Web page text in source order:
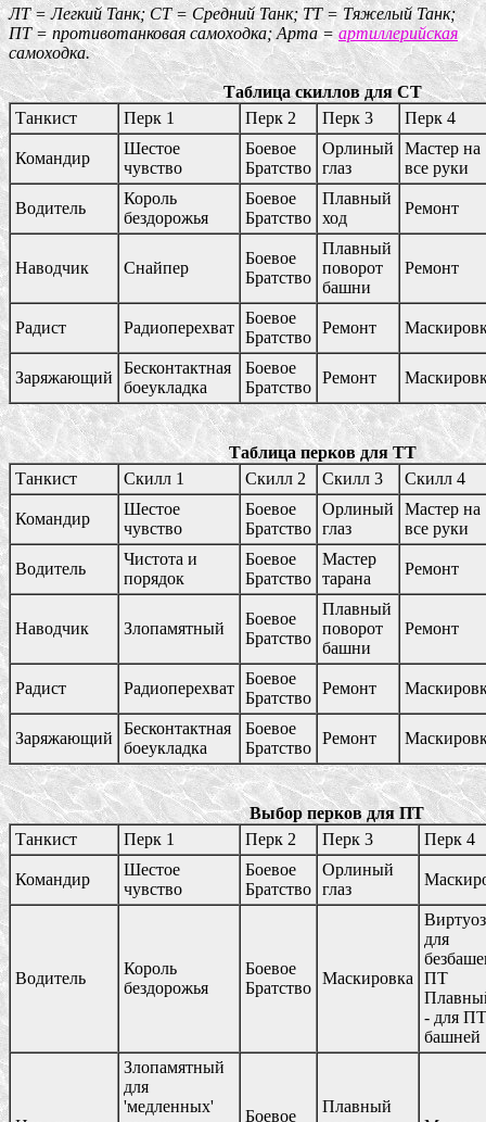
ЛТ = Легкий Танк; СТ = Средний Танк; ТТ = Тяжелый Танк;
ПТ = противотанковая самоходка; Арта = артиллерийская
самоходка.
Таблица скиллов для СТ
Танкист
Перк 1 Перк 2 Перк 3 Перк 4
Командир
Шестое
чувство
Боевое
Братство
Орлиный
глаз
Мастер на
все руки
Водитель
Король
бездорожья
Боевое
Братство
Плавный
ход
Ремонт
Наводчик Снайпер
Боевое
Братство
Плавный
поворот
башни
Ремонт
Радист Радиоперехват
Боевое
Братство
Ремонт
Заряжающий
Бесконтактная
боеукладка
Боевое
Братство
Ремонт
Таблица перков для ТТ
Танкист
Скилл 1 Скилл 2 Скилл 3 Скилл 4
Командир
Шестое
чувство
Боевое
Братство
Орлиный
глаз
Мастер на
все руки
Водитель
Чистота и
порядок
Боевое
Братство
Мастер
тарана
Ремонт
Наводчик Злопамятный
Боевое
Братство
Плавный
поворот
башни
Ремонт
Радист Радиоперехват
Боевое
Братство
Ремонт
Заряжающий
Бесконтактная
боеукладка
Боевое
Братство
Ремонт
Выбор перков для ПТ
Танкист
Перк 1 Перк 2 Перк 3 Перк 4
Командир
Шестое
чувство
Боевое
Братство
Орлиный
глаз
Водитель
Король
бездорожья
Боевое
Братство
Маскировка
для
ПТ
- для
башней
Злопамятный
для
'медленных'
Боевое
Плавный